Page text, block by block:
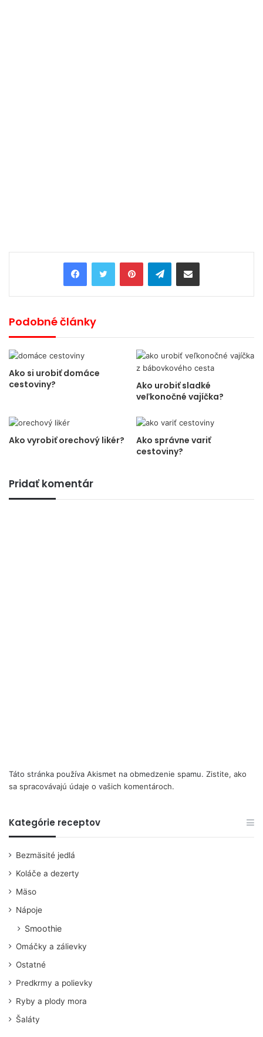
PinterestTelegramShare via Email
Podobné články
Ako si urobiť domáce
cestoviny?
Ako urobiť sladké
veľkonočné vajíčka?
Ako vyrobiť orechový likér?
Ako správne variť
cestoviny?
Pridať komentár
Táto stránka používa Akismet na obmedzenie spamu. Zistite, ako
sa spracovávajú údaje o vašich komentároch.
Kategórie receptov
Bezmäsité jedlá
Koláče a dezerty
Mäso
Nápoje
Smoothie
Omáčky a zálievky
Ostatné
Predkrmy a polievky
Ryby a plody mora
Šaláty